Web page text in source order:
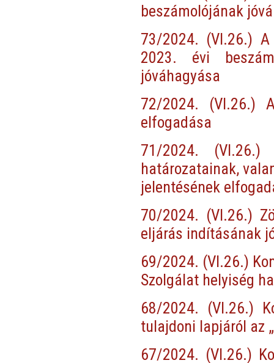
beszámolójának
73/2024. (VI.26.) A
2023. évi
jóváhagyása
72/2024. (VI.26.)
elfogadása
71/2024.
határozatainak,
jelentésének
70/2024. (VI.26.)
eljárás indításának
69/2024. (VI.26.)
Szolgálat helyiség
68/2024. (VI.26.)
tulajdoni lapjáról az
67/2024. (VI.26.)